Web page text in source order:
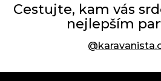
Cestujte, kam vás
nejlepším